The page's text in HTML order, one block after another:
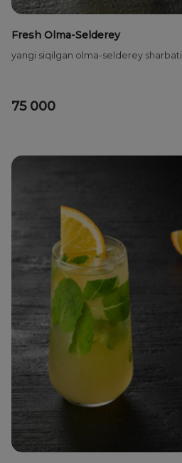
Fresh Olma-Selderey
yangi siqilgan olma-selderey sharbati
75 000